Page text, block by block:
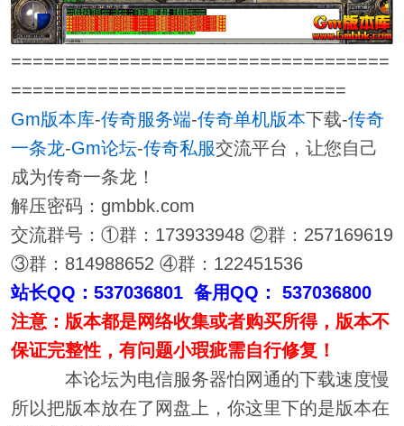
===================================
===============================
Gm版本库-传奇服务端-传奇单机版本下载-传奇
一条龙-Gm论坛-传奇私服交流平台，让您自己
成为传奇一条龙！
解压密码：gmbbk.com
交流群号：①群：173933948 ②群：257169619
③群：814988652 ④群：122451536
站长QQ：537036801 备用QQ： 537036800
注意：版本都是网络收集或者购买所得，版本不
保证完整性，有问题小瑕疵需自行修复！
本论坛为电信服务器怕网通的下载速度慢
所以把版本放在了网盘上，你这里下的是版本在